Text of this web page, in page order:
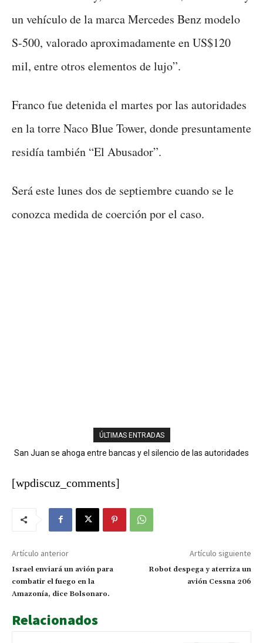
un vehículo de la marca Mercedes Benz modelo
S-500, valorado aproximadamente en US$120
mil, entre otros elementos de lujo”.
Franco fue detenida el martes por las autoridades
en la torre Naco Blue Tower, donde presuntamente
residía también “El Abusador”.
Será este lunes dos de septiembre cuando se le
conozca medida de coerción por el caso.
ÚLTIMAS ENTRADAS
San Juan se ahoga entre bancas y el silencio de las autoridades
Chubascos matutinos y aguaceros con tronadas marcarán las
[wpdiscuz_comments]
Artículo anterior
Israel enviará un avión para
combatir el fuego en la
Amazonía, dice Bolsonaro.
Artículo siguiente
Robot despega y aterriza un
avión Cessna 206
Relacionados